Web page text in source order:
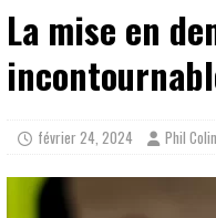
La mise en
février 24, 2024 Phil Colin